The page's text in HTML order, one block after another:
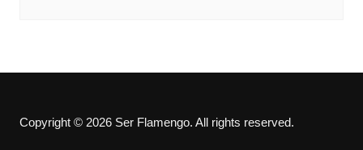
Copyright © 2026 Ser Flamengo. All rights reserved.